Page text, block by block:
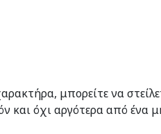
μπορείτε να
και όχι αργότερα από ένα